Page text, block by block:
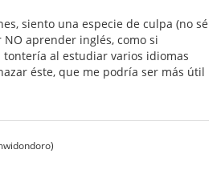
siento una especie de culpa (no sé
aprender inglés, como si
al estudiar varios idiomas
éste, que me podría ser más útil